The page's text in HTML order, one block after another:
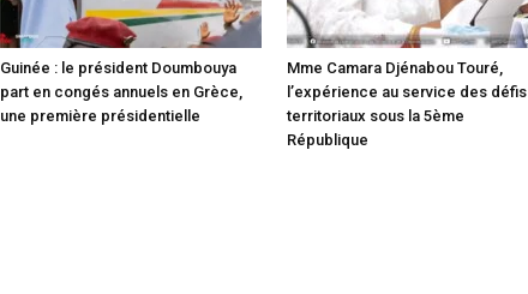
Guinée : le président Doumbouya
part en congés annuels en Grèce,
une première présidentielle
Mme Camara Djénabou Touré,
l’expérience au service des défis
territoriaux sous la 5ème
République